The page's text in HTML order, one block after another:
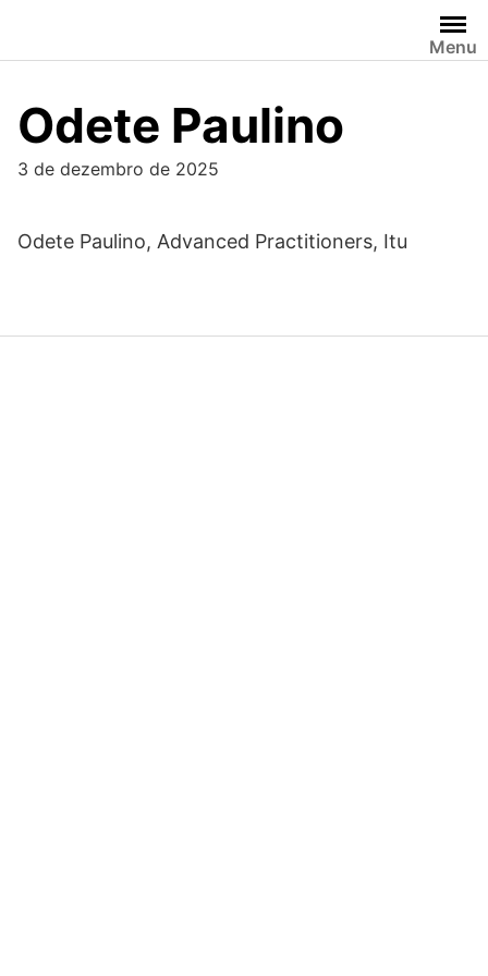
content
Menu
Odete Paulino
3 de dezembro de 2025
Odete Paulino, Advanced Practitioners, Itu